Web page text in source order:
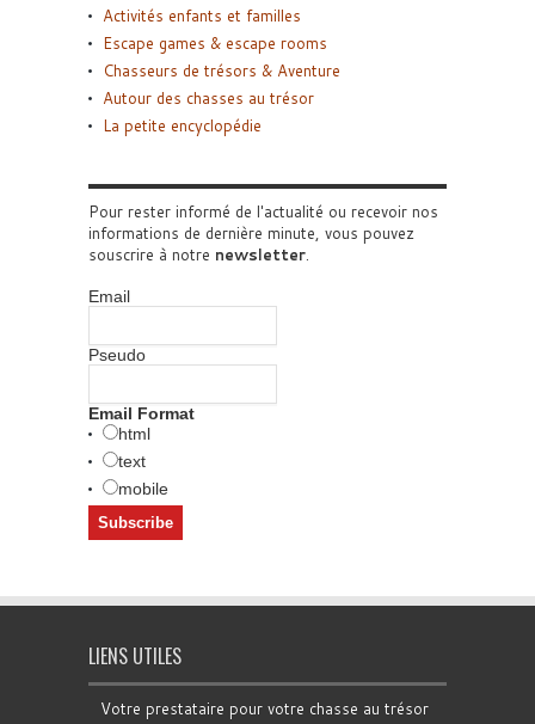
Activités enfants et familles
Escape games & escape rooms
Chasseurs de trésors & Aventure
Autour des chasses au trésor
La petite encyclopédie
Pour rester informé de l'actualité ou recevoir nos
informations de dernière minute, vous pouvez
souscrire à notre newsletter.
Email
Pseudo
Email Format
html
text
mobile
LIENS UTILES
Votre prestataire pour votre chasse au trésor